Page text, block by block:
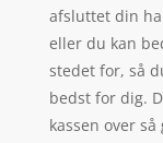
afsluttet din
eller du kan
stedet for, så
bedst for dig.
kassen over